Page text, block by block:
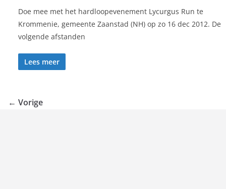
Doe mee met het hardloopevenement Lycurgus Run te
Krommenie, gemeente Zaanstad (NH) op zo 16 dec 2012. De
volgende afstanden
Lees meer
← Vorige